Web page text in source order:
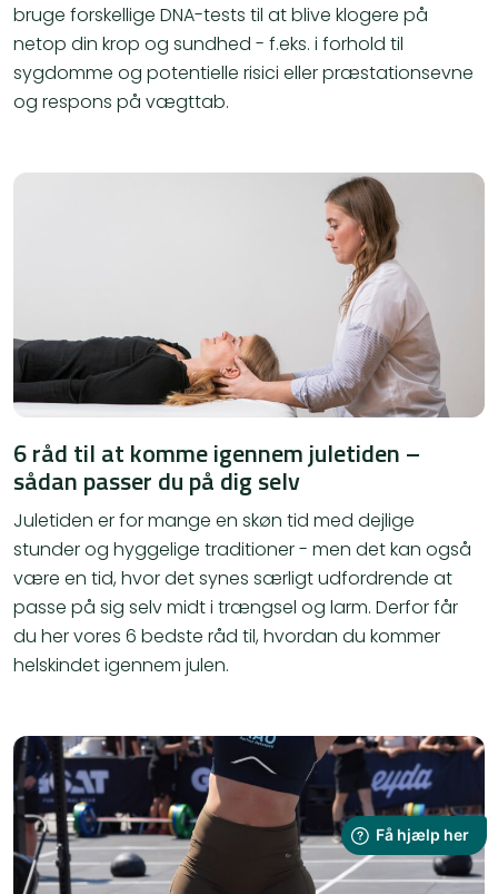
bruge forskellige DNA-tests til at blive klogere på
netop din krop og sundhed - f.eks. i forhold til
sygdomme og potentielle risici eller præstationsevne
og respons på vægttab.
6 råd til at komme igennem juletiden –
sådan passer du på dig selv
Juletiden er for mange en skøn tid med dejlige
stunder og hyggelige traditioner - men det kan også
være en tid, hvor det synes særligt udfordrende at
passe på sig selv midt i trængsel og larm. Derfor får
du her vores 6 bedste råd til, hvordan du kommer
helskindet igennem julen.